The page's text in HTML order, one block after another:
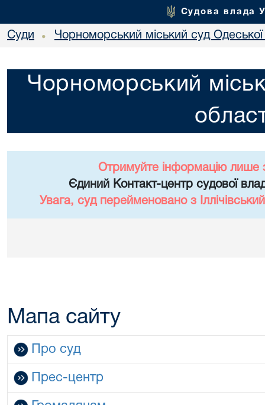
Судова влада
Суди • Чорноморський міський суд Одеської
Чорноморський
Отримуйте інформацію лише
Єдиний Контакт-центр судової
Увага, суд перейменовано з
Мапа сайту
Про суд
Прес-центр